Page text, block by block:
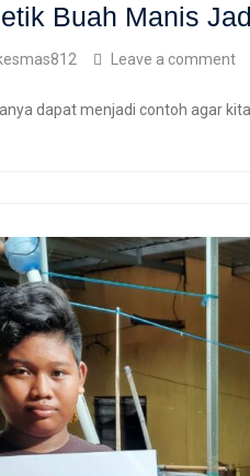
Buah Manis
Leave a comment
dapat menjadi contoh agar